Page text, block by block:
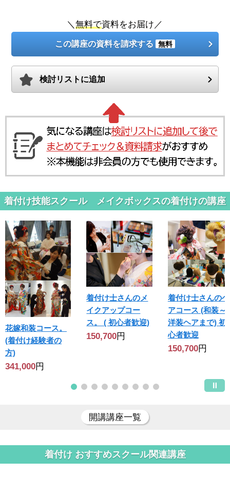
＼無料で資料をお届け／
この講座の資料を請求する 無料
検討リストに追加
着付け技能スクール メイクボックスの着付けの講座
花嫁和装コース。
(着付け経験者の
方)
341,000円
着付け士さんのメ
イクアップコー
ス。 ( 初心者歓迎)
150,700円
着付け士さんのヘ
アコース (和装～
洋装ヘアまで) 初
心者歓迎
150,700円
開講講座一覧
着付け おすすめスクール関連講座